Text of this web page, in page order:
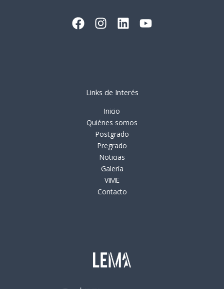
Links de Interés
Inicio
Quiénes somos
Postgrado
Pregrado
Noticias
Galería
VIME
Contacto